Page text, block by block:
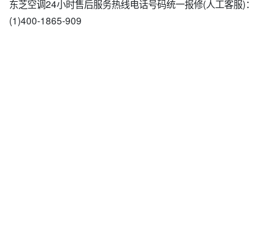
东芝空调24小时售后服务热线电话号码统一报修(人工客服)：
(1)400-1865-909